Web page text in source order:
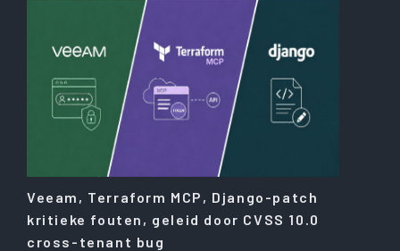
Veeam, Terraform MCP, Django-patch
kritieke fouten, geleid door CVSS 10.0
cross-tenant bug